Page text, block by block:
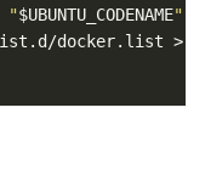
"$UBUNTU_CODENAME"